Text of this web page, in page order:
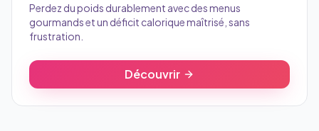
Perdez du poids durablement avec des menus
gourmands et un déficit calorique maîtrisé, sans
frustration.
Découvrir